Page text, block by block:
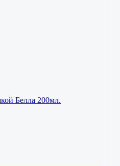
Белла 200мл.